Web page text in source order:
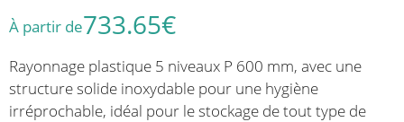
À partir de733.65€
Rayonnage plastique 5 niveaux P 600 mm, avec une
structure solide inoxydable pour une hygiène
irréprochable, idéal pour le stockage de tout type de